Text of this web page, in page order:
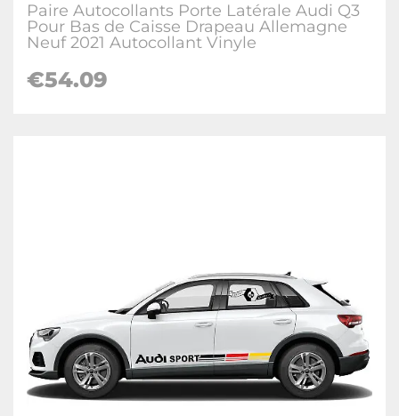
Paire Autocollants Porte Latérale Audi Q3
Pour Bas de Caisse Drapeau Allemagne
Neuf 2021 Autocollant Vinyle
€54.09